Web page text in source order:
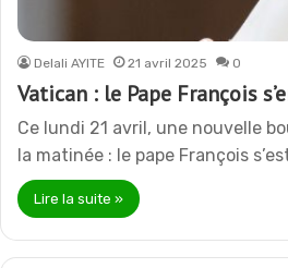
Delali AYITE 21 avril 2025 0
Vatican : le Pape François
Ce lundi 21 avril, une nouvelle
la matinée : le pape François
Lire la suite »